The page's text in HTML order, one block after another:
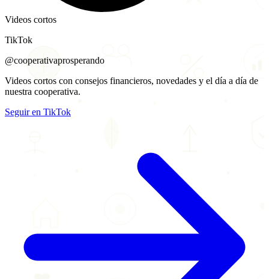
Videos cortos
TikTok
@cooperativaprosperando
Videos cortos con consejos financieros, novedades y el día a día de
nuestra cooperativa.
Seguir en TikTok